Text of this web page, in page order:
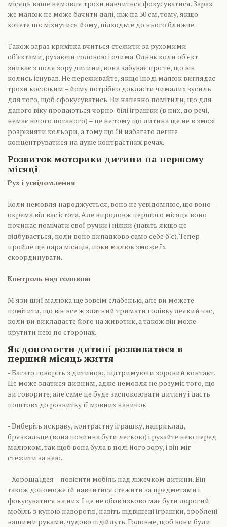
місяць ваше немовля трохи навчиться фокусуватися. Зараз
же малюк не може бачити далі, ніж на 30 см, тому, якщо
хочете посміхнутися йому, підходьте до нього ближче.
Також зараз крихітка вчиться стежити за рухомими
об'єктами, рухаючи головою і очима. Однак коли об'єкт
зникає з поля зору дитини, вона забуває про те, що він
колись існував. Не переживайте, якщо іноді малюк виглядає
трохи косооким – йому потрібно докласти чималих зусиль
для того, щоб сфокусуватись. Ви напевно помітили, що для
даного віку продаються чорно-білі іграшки (в них, до речі,
немає нічого поганого) – це не тому що дитина ще не в змозі
розрізняти кольори, а тому що їй набагато легше
концентруватися на дуже контрастних речах.
Розвиток моторики дитини на першому
місяці
Рух і усвідомлення
Коли немовля народжується, воно не усвідомлює, що воно –
окрема від вас істота. Але впродовж першого місяця воно
починає помічати свої ручки і ніжки (навіть якщо це
відбувається, коли воно випадково само себе б'є). Тепер
пройде ще пара місяців, поки малюк зможе їх
скоординувати.
Контроль над головою
М'язи шиї малюка ще зовсім слабенькі, але ви можете
помітити, що він все ж здатний тримати голівку деякий час,
коли ви викладаєте його на животик, а також він може
крутити нею по сторонах.
Як допомогти дитині розвиватися в
перший місяць життя
- Багато говоріть з дитиною, підтримуючи зоровий контакт.
Це може здатися дивним, адже немовля не розуміє того, що
ви говорите, але саме це буде заспокоювати дитину і дасть
поштовх до розвитку її мовних навичок.
- Виберіть яскраву, контрастну іграшку, наприклад,
брязкальце (вона повинна бути легкою) і рухайте нею перед
малюком, так щоб вона була в полі його зору, і він міг
стежити за нею.
- Хороша ідея – повісити мобіль над ліжечком дитини. Він
також допоможе їй навчитися стежити за предметами і
фокусуватися на них. І це не обов'язково має бути дорогий
мобіль з купою наворотів, навіть підвішені іграшки, зроблені
вашими руками, чудово підійдуть. Головне, щоб вони були